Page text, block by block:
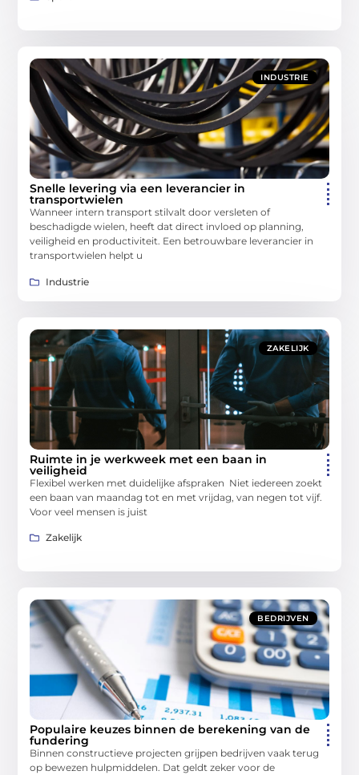
INDUSTRIE
Snelle levering via een leverancier in
transportwielen
Wanneer intern transport stilvalt door versleten of
beschadigde wielen, heeft dat direct invloed op planning,
veiligheid en productiviteit. Een betrouwbare leverancier in
transportwielen helpt u
Industrie
ZAKELIJK
Ruimte in je werkweek met een baan in
veiligheid
Flexibel werken met duidelijke afspraken Niet iedereen zoekt
een baan van maandag tot en met vrijdag, van negen tot vijf.
Voor veel mensen is juist
Zakelijk
BEDRIJVEN
Populaire keuzes binnen de berekening van de
fundering
Binnen constructieve projecten grijpen bedrijven vaak terug
op bewezen hulpmiddelen. Dat geldt zeker voor de